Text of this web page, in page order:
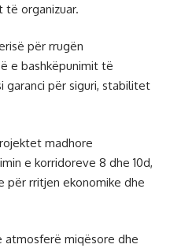
të organizuar.
për rrugën
e bashkëpunimit të
garanci për siguri, stabilitet
madhore
e korridoreve 8 dhe 10d,
për rritjen ekonomike dhe
atmosferë miqësore dhe